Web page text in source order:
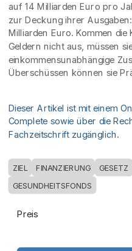
auf 14 Milliarden Euro pro
zur Deckung ihrer
Milliarden Euro. Kommen die
Geldern nicht aus, müssen
einkommensunabhängige
Überschüssen können sie
Dieser Artikel ist mit einem
Complete sowie über die
Fachzeitschrift zugänglich.
ZIEL FINANZIERUNG GESETZ
GESUNDHEITSFONDS
Preis